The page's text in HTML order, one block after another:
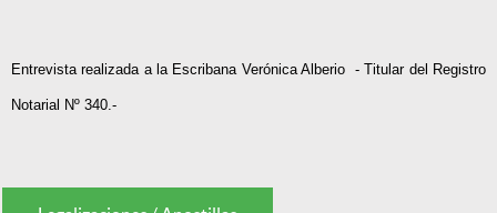
Entrevista realizada a la Escribana Verónica Alberio - Titular del Registro
Notarial Nº 340.-